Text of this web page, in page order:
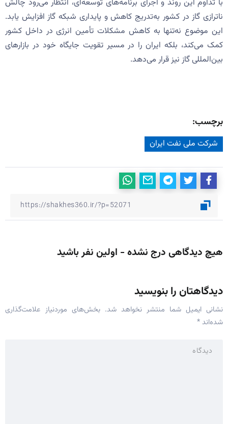
با تداوم این روند و اجرای برنامه‌های توسعه‌ای، انتظار می‌رود چالش
ناترازی گاز در کشور به‌تدریج کاهش و پایداری شبکه گاز افزایش یابد.
این موضوع نه‌تنها به کاهش مشکلات تأمین انرژی در داخل کشور
کمک می‌کند، بلکه ایران را در مسیر تقویت جایگاه خود در بازارهای
بین‌المللی گاز نیز قرار می‌دهد.
برچسب:
شرکت ملی نفت ایران
هیچ دیدگاهی درج نشده - اولین نفر باشید
دیدگاهتان را بنویسید
نشانی ایمیل شما منتشر نخواهد شد. بخش‌های موردنیاز علامت‌گذاری
شده‌اند*